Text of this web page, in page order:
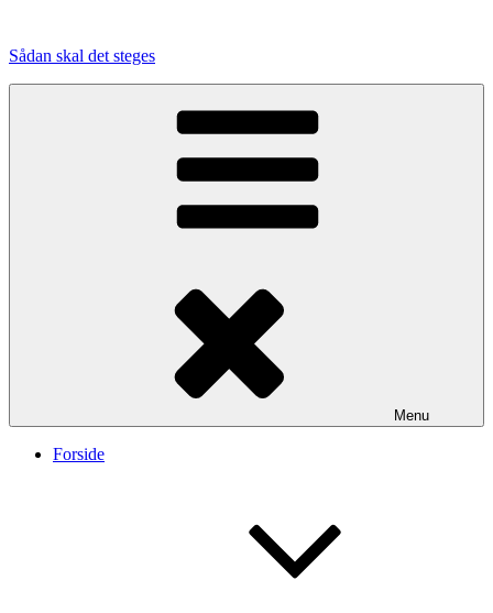
indhold
Sådan skal det steges
Menu
Forside